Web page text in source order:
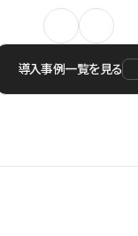
導入事例一覧を見る